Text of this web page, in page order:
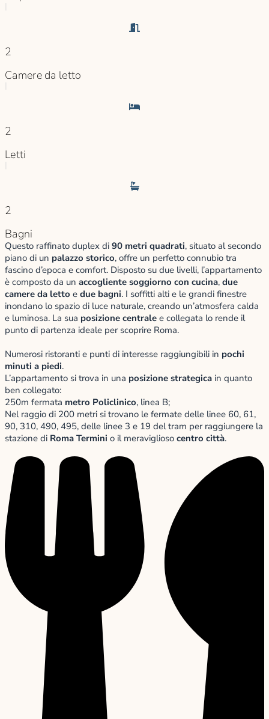
2
Camere da letto
2
Letti
2
Bagni
Questo raffinato duplex di 90 metri quadrati, situato al secondo
piano di un palazzo storico, offre un perfetto connubio tra
fascino d’epoca e comfort. Disposto su due livelli, l’appartamento
è composto da un accogliente soggiorno con cucina, due
camere da letto e due bagni. I soffitti alti e le grandi finestre
inondano lo spazio di luce naturale, creando un’atmosfera calda
e luminosa. La sua posizione centrale e collegata lo rende il
punto di partenza ideale per scoprire Roma.
Numerosi ristoranti e punti di interesse raggiungibili in pochi
minuti a piedi.
L’appartamento si trova in una posizione strategica in quanto
ben collegato:
250m fermata metro Policlinico, linea B;
Nel raggio di 200 metri si trovano le fermate delle linee 60, 61,
90, 310, 490, 495, delle linee 3 e 19 del tram per raggiungere la
stazione di Roma Termini o il meraviglioso centro città.